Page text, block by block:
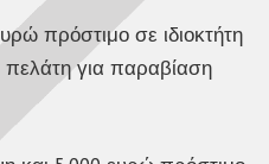
πρόστιμο σε ιδιοκτήτη
για παραβίαση